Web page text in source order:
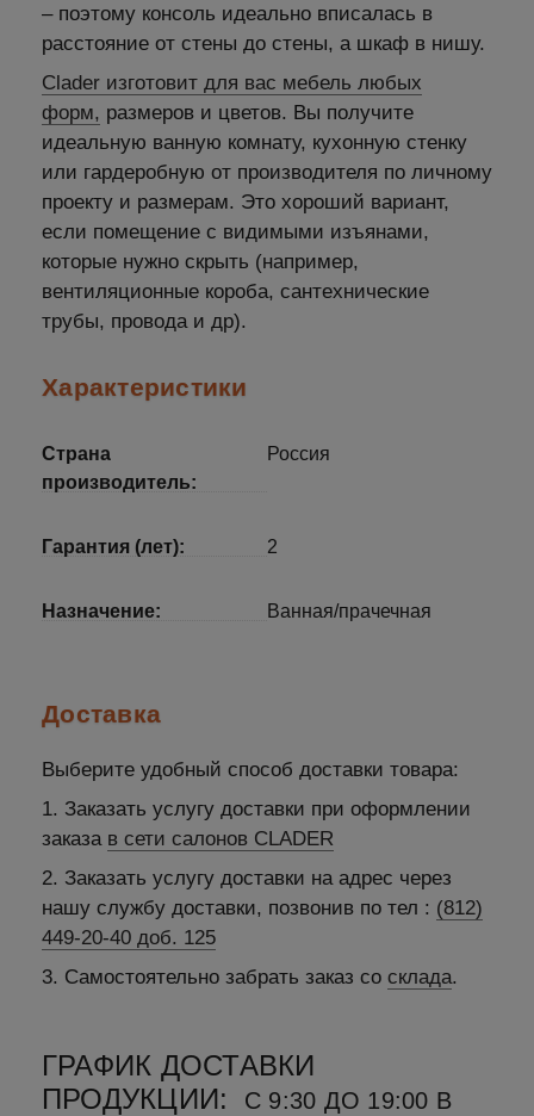
– поэтому консоль идеально вписалась в
расстояние от стены до стены, а шкаф в нишу.
Clader изготовит для вас мебель любых
форм, размеров и цветов. Вы получите
идеальную ванную комнату, кухонную стенку
или гардеробную от производителя по личному
проекту и размерам. Это хороший вариант,
если помещение с видимыми изъянами,
которые нужно скрыть (например,
вентиляционные короба, сантехнические
трубы, провода и др).
Характеристики
Страна
производитель:
Россия
Гарантия (лет): 2
Назначение: Ванная/прачечная
Доставка
Выберите удобный способ доставки товара:
1. Заказать услугу доставки при оформлении
заказа в сети салонов CLADER
2. Заказать услугу доставки на адрес через
нашу службу доставки, позвонив по тел : (812)
449-20-40 доб. 125
3. Самостоятельно забрать заказ со склада.
ГРАФИК ДОСТАВКИ
ПРОДУКЦИИ:
С 9:30 ДО 19:00 В